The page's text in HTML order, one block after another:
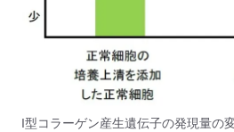
I型コラーゲン産生遺伝子の発現量の